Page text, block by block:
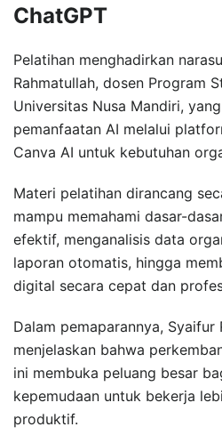
ChatGPT
Pelatihan menghadirkan
Rahmatullah, dosen Program
Universitas Nusa Mandiri,
pemanfaatan AI melalui
Canva AI untuk kebutuhan
Materi pelatihan dirancang
mampu memahami dasar-
efektif, menganalisis data
laporan otomatis, hingga
digital secara cepat dan
Dalam pemaparannya, Syaifur
menjelaskan bahwa
ini membuka peluang besar
kepemudaan untuk bekerja
produktif.